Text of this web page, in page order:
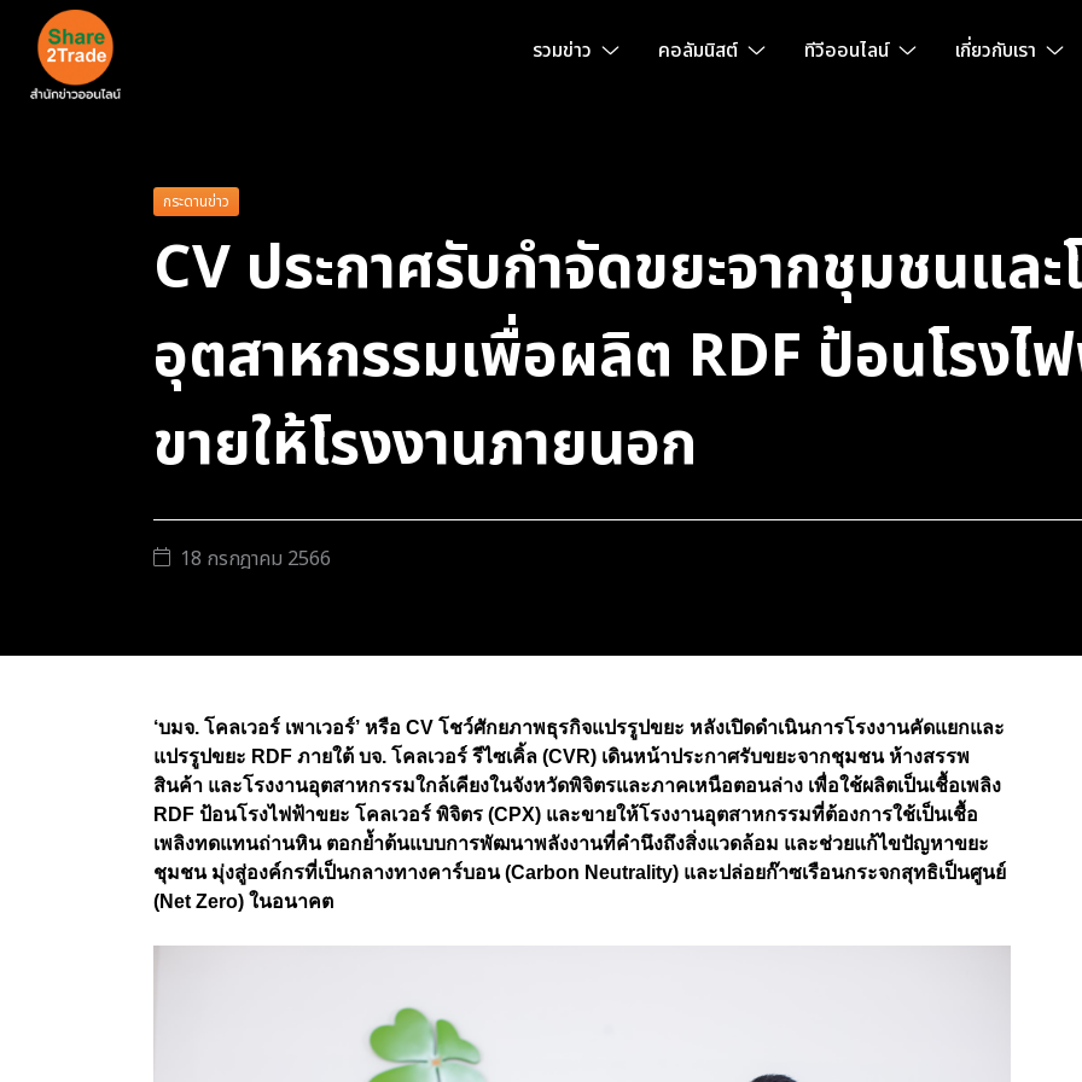
รวมข่าว คอลัมนิสต์ ทีวีออนไลน์ เกี่ยวกับเรา
กระดานข่าว
CV ประกาศรับกำจัดขยะจากชุมชนและ
อุตสาหกรรมเพื่อผลิต RDF ป้อนโรงไ
ขายให้โรงงานภายนอก
18 กรกฎาคม 2566
‘บมจ. โคลเวอร์ เพาเวอร์’ หรือ CV โชว์ศักยภาพธุรกิจแปรรูปขยะ หลังเปิดดำเนินการโรงงานคัดแยกและ
แปรรูปขยะ RDF ภายใต้ บจ. โคลเวอร์ รีไซเคิ้ล (CVR) เดินหน้าประกาศรับขยะจากชุมชน ห้างสรรพ
สินค้า และโรงงานอุตสาหกรรมใกล้เคียงในจังหวัดพิจิตรและภาคเหนือตอนล่าง เพื่อใช้ผลิตเป็นเชื้อเพลิง
RDF ป้อนโรงไฟฟ้าขยะ โคลเวอร์ พิจิตร (CPX) และขายให้โรงงานอุตสาหกรรมที่ต้องการใช้เป็นเชื้อ
เพลิงทดแทนถ่านหิน ตอกย้ำต้นแบบการพัฒนาพลังงานที่คำนึงถึงสิ่งแวดล้อม และช่วยแก้ไขปัญหาขยะ
ชุมชน มุ่งสู่องค์กรที่เป็นกลางทางคาร์บอน (Carbon Neutrality) และปล่อยก๊าซเรือนกระจกสุทธิเป็นศูนย์
(Net Zero) ในอนาคต